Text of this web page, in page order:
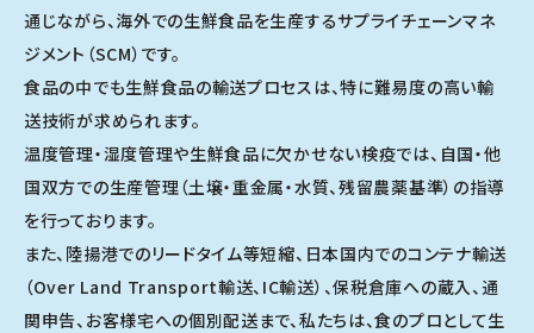
通じながら、海外での生鮮食品を生産するサプライチェーンマネ
ジメント（SCM）です。
食品の中でも生鮮食品の輸送プロセスは、特に難易度の高い輸
送技術が求められます。
温度管理・湿度管理や生鮮食品に欠かせない検疫では、自国・他
国双方での生産管理（土壌・重金属・水質、残留農薬基準）の指導
を行っております。
また、陸揚港でのリードタイム等短縮、日本国内でのコンテナ輸送
（Over Land Transport輸送、IC輸送）、保税倉庫への蔵入、通
関申告、お客様宅への個別配送まで、私たちは、食のプロとして生